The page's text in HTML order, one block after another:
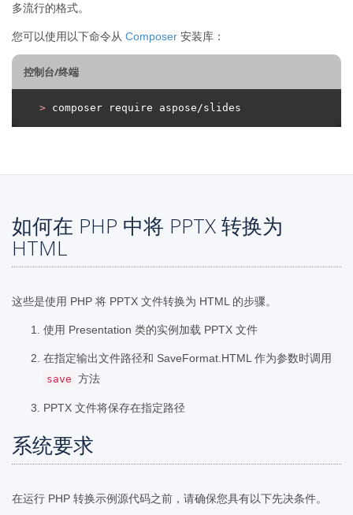
多流行的格式。
您可以使用以下命令从 Composer 安装库：
控制台/终端
> composer require aspose/slides
如何在 PHP 中将 PPTX 转换为
HTML
这些是使用 PHP 将 PPTX 文件转换为 HTML 的步骤。
使用 Presentation 类的实例加载 PPTX 文件
在指定输出文件路径和 SaveFormat.HTML 作为参数时调用
save 方法
PPTX 文件将保存在指定路径
系统要求
在运行 PHP 转换示例源代码之前，请确保您具有以下先决条件。